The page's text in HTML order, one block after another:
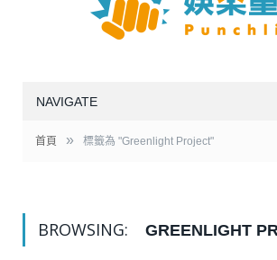
NAVIGATE
首頁 » 標籤為 "Greenlight Project"
BROWSING: GREENLIGHT